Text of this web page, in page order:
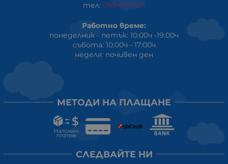
тел: 0884810555
Работно време:
понеделник - петък: 10:00ч -19:00ч
събота: 10:00ч - 17:00ч
неделя: почивен ден
МЕТОДИ НА ПЛАЩАНЕ
СЛЕДВАЙТЕ НИ